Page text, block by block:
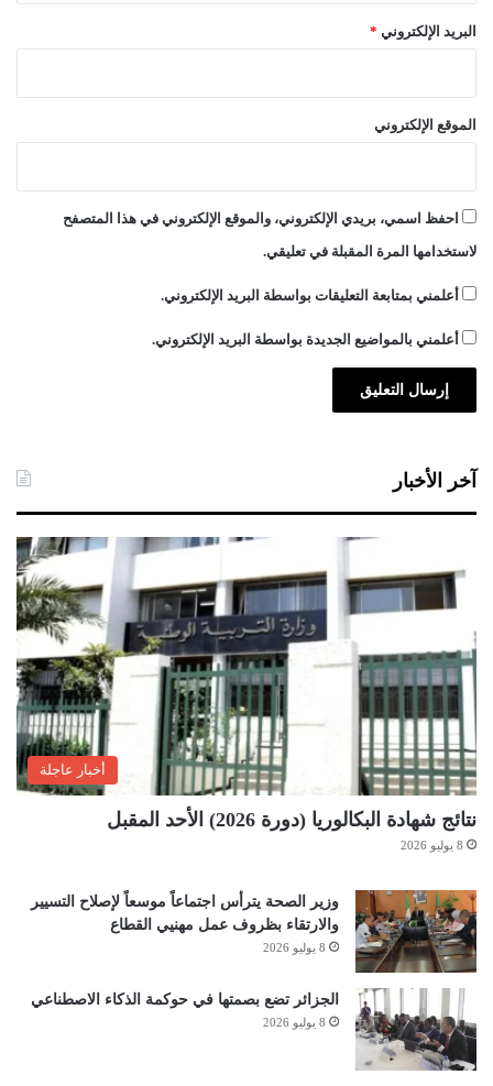
البريد الإلكتروني *
الموقع الإلكتروني
احفظ اسمي، بريدي الإلكتروني، والموقع الإلكتروني في هذا المتصفح
لاستخدامها المرة المقبلة في تعليقي.
أعلمني بمتابعة التعليقات بواسطة البريد الإلكتروني.
أعلمني بالمواضيع الجديدة بواسطة البريد الإلكتروني.
آخر الأخبار
أخبار عاجلة
نتائج شهادة البكالوريا (دورة 2026) الأحد المقبل
8 يوليو 2026
وزير الصحة يترأس اجتماعاً موسعاً لإصلاح التسيير
والارتقاء بظروف عمل مهنيي القطاع
8 يوليو 2026
الجزائر تضع بصمتها في حوكمة الذكاء الاصطناعي
8 يوليو 2026